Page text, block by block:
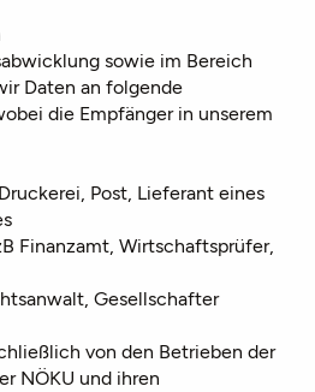
sowie im Bereich
Daten an folgende
die Empfänger in unserem
Post, Lieferant eines
Finanzamt, Wirtschaftsprüfer,
Gesellschafter
von den Betrieben der
NÖKU und ihren